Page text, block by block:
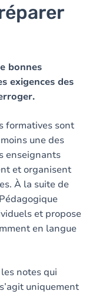
bonnes
exigences des
formatives sont
une des
enseignants
et organisent
À la suite de
et propose
en langue
notes qui
uniquement